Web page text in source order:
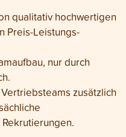
qualitativ hochwertigen
Preis-Leistungs-
nur durch
zusätzlich